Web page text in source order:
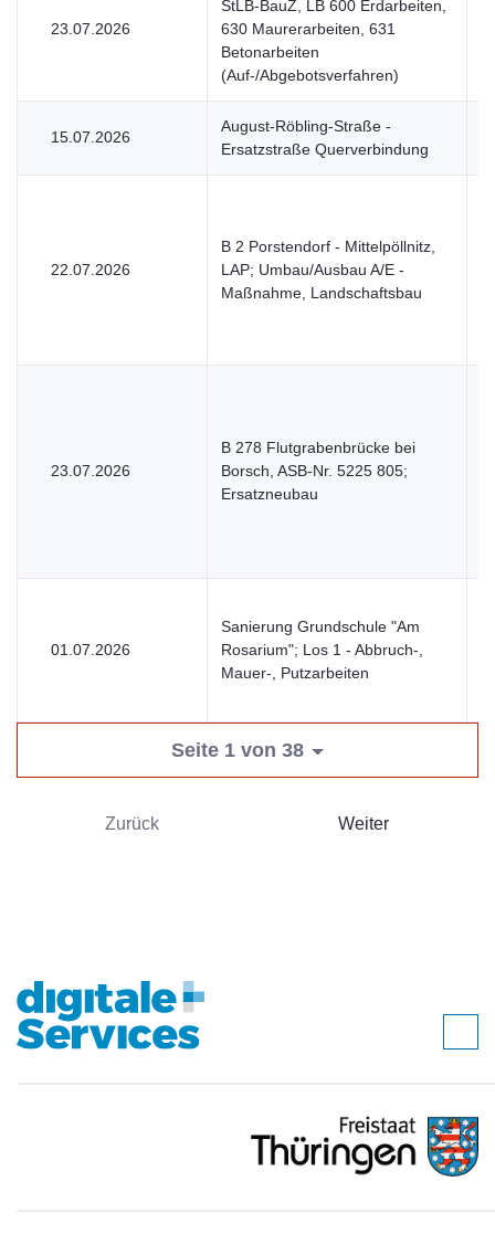
23.07.2026
StLB-BauZ, LB 600 Erdarbeiten,
630 Maurerarbeiten, 631
Betonarbeiten
(Auf-/Abgebotsverfahren)
15.07.2026
August-Röbling-Straße -
Ersatzstraße Querverbindung
22.07.2026
B 2 Porstendorf - Mittelpöllnitz,
LAP; Umbau/Ausbau A/E -
Maßnahme, Landschaftsbau
23.07.2026
B 278 Flutgrabenbrücke bei
Borsch, ASB-Nr. 5225 805;
Ersatzneubau
01.07.2026
Sanierung Grundschule "Am
Rosarium"; Los 1 - Abbruch-,
Mauer-, Putzarbeiten
Seite 1 von 38
Zurück Weiter